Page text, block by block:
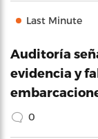
Last Minute
Auditoría
evidencia y
0